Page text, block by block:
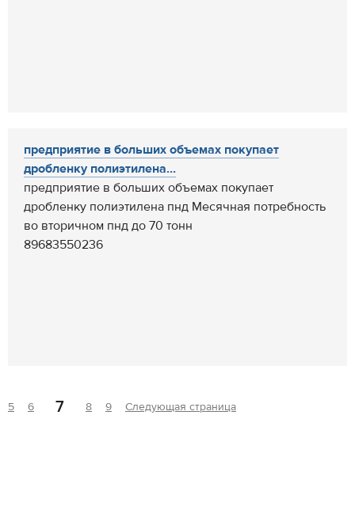
предприятие в больших объемах покупает
дробленку полиэтилена...
предприятие в больших объемах покупает
дробленку полиэтилена пнд Месячная потребность
во вторичном пнд до 70 тонн
89683550236
5 6 7 8 9 Следующая страница